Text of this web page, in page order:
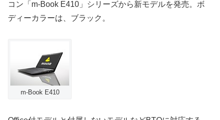
コン「m-Book E410」シリーズから新モデルを発売。ボ
ディーカラーは、ブラック。
m-Book E410